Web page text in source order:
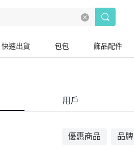
快速出貨 包包 飾品配件
用戶
優惠商品 品牌